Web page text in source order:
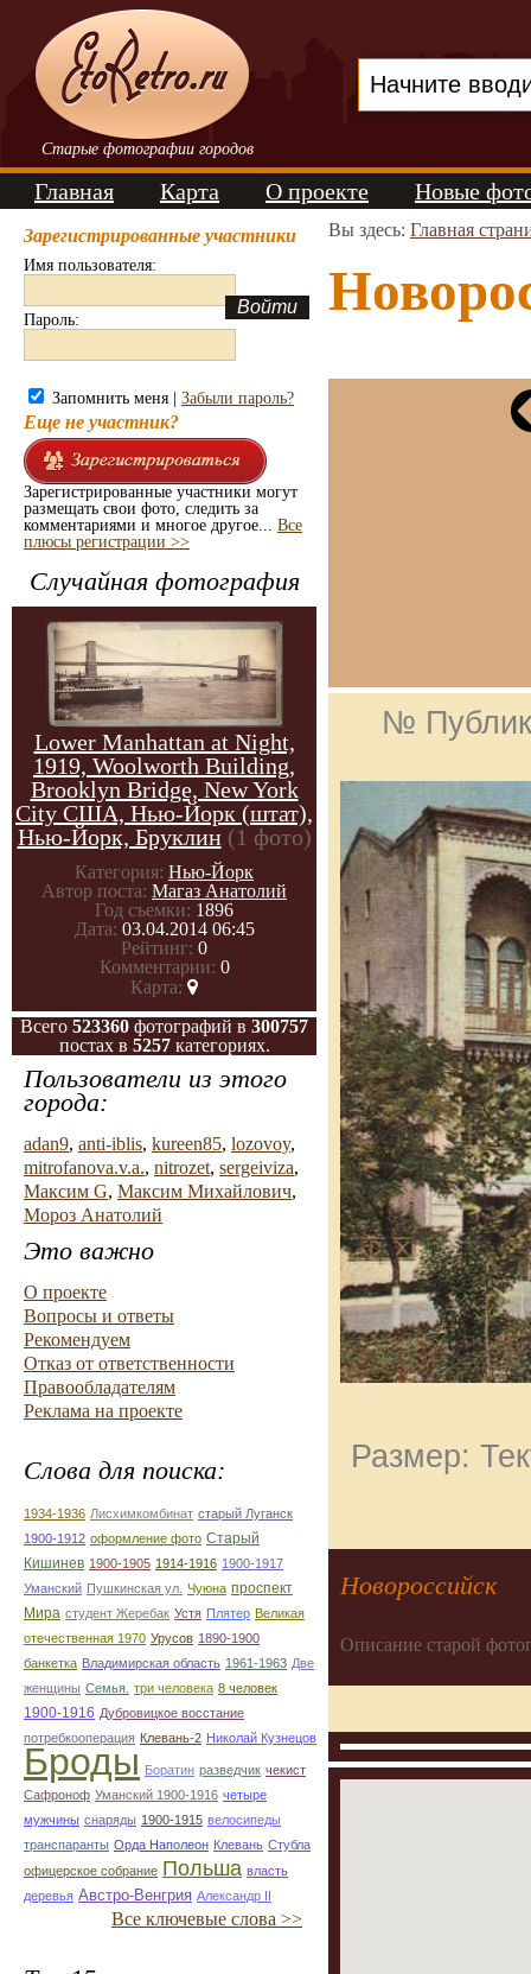
Старые фотографии городов
Главная Карта О проекте Новые
Зарегистрированные участники
Имя пользователя:
Пароль:
Запомнить меня | Забыли пароль?
Еще не участник?
Зарегистрированные участники могут
размещать свои фото, следить за
комментариями и многое другое... Все
плюсы регистрации >>
Случайная фотография
Lower Manhattan at Night,
1919, Woolworth Building,
Brooklyn Bridge, New York
City США, Нью-Йорк (штат),
Нью-Йорк, Бруклин (1 фото)
Категория: Нью-Йорк
Автор поста: Магаз Анатолий
Год съемки: 1896
Дата: 03.04.2014 06:45
Рейтинг: 0
Комментарии: 0
Карта:
Всего 523360 фотографий в 300757
постах в 5257категориях.
Пользователи из этого
города:
adan9, anti-iblis, kureen85, lozovoy,
mitrofanova.v.a., nitrozet, sergeiviza,
Максим G, Максим Михайлович,
Мороз Анатолий
Это важно
О проекте
Вопросы и ответы
Рекомендуем
Отказ от ответственности
Правообладателям
Реклама на проекте
Слова для поиска:
1934-1936 Лисхимкомбинат старый Луганск
1900-1912 оформление фото Старый
Кишинев 1900-1905 1914-1916 1900-1917
Уманский Пушкинская ул. Чуюна проспект
Мира студент Жеребак Устя Плятер Великая
отечественная 1970 Урусов 1890-1900
банкетка Владимирская область 1961-1963 Две
женщины Семья. три человека 8 человек
1900-1916 Дубровицкое восстание
потребкооперация Клевань-2 Николай Кузнецов
Броды Боратин разведчик чекист
Сафроноф Уманский 1900-1916 четыре
мужчины снаряды 1900-1915 велосипеды
транспаранты Орда Наполеон Клевань Стубла
офицерское собрание Польша власть
деревья Австро-Венгрия Александр ІІ
Все ключевые слова >>
Вы здесь: Главная
№
Размер:
Новороссийск
Описание старой